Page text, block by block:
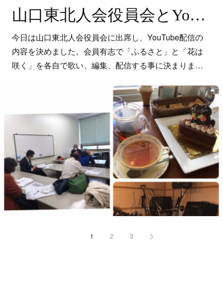
山口東北人会役員会とYouTube配信の音源準備
今日は山口東北人会役員会に出席し、YouTube配信の
内容を決めました。会員有志で「ふるさと」と「花は
咲く」を各自で歌い、編集、配信する事に決まりま…
1 2 3